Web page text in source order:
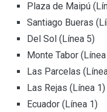
Plaza de Maipú
Santiago Bueras
Del Sol (Línea 5)
Monte Tabor
Las Parcelas
Las Rejas (Línea 1)
Ecuador (Línea 1)